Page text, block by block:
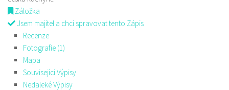
Záložka
Jsem majitel a chci spravovat tento Zápis
Recenze
Fotografie (1)
Mapa
Související Výpisy
Nedaleké Výpisy